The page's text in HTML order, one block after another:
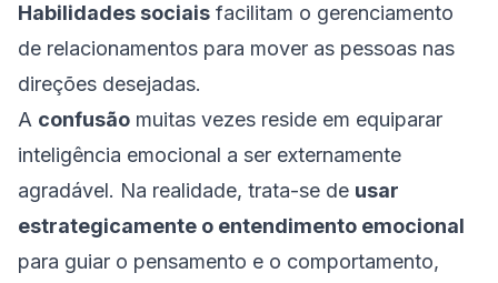
Habilidades sociais facilitam o gerenciamento
de relacionamentos para mover as pessoas nas
direções desejadas.
A confusão muitas vezes reside em equiparar
inteligência emocional a ser externamente
agradável. Na realidade, trata-se de usar
estrategicamente o entendimento emocional
para guiar o pensamento e o comportamento,